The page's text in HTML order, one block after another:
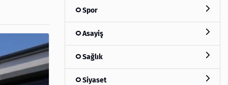
Spor
Asayiş
Sağlık
Siyaset